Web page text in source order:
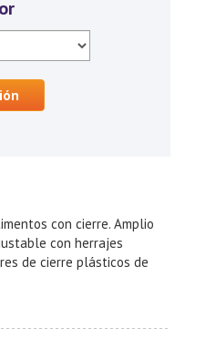
con cierre. Amplio
con herrajes
de cierre plásticos de